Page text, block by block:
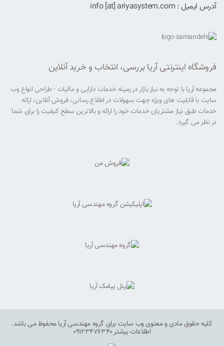
آدرس ایمیل : info [at] ariyasystem.com
فروشگاه اینترنتی آریا بررسی، انتخاب و خرید آنلاین
مجموعه آریا با توجه به نیاز بازار در زمینه خدمات دارایی و مالیات - طراحی انواع وب
سایت با قابلیت های ویژه جهت سهولات در اطلاع رسانی، فروش آنلاین، ارائه
خدمات طبق نیاز مشتریان خدمات خود را ارائه و بالاترین سطح کیفیت را برای شما
در نظر می گیرد.
کلیه حقوق مادی و معنوی وب سایت برای گروه مهندسی آریا محفوظ می باشد.
اطلاعات بیشتر 09123476340